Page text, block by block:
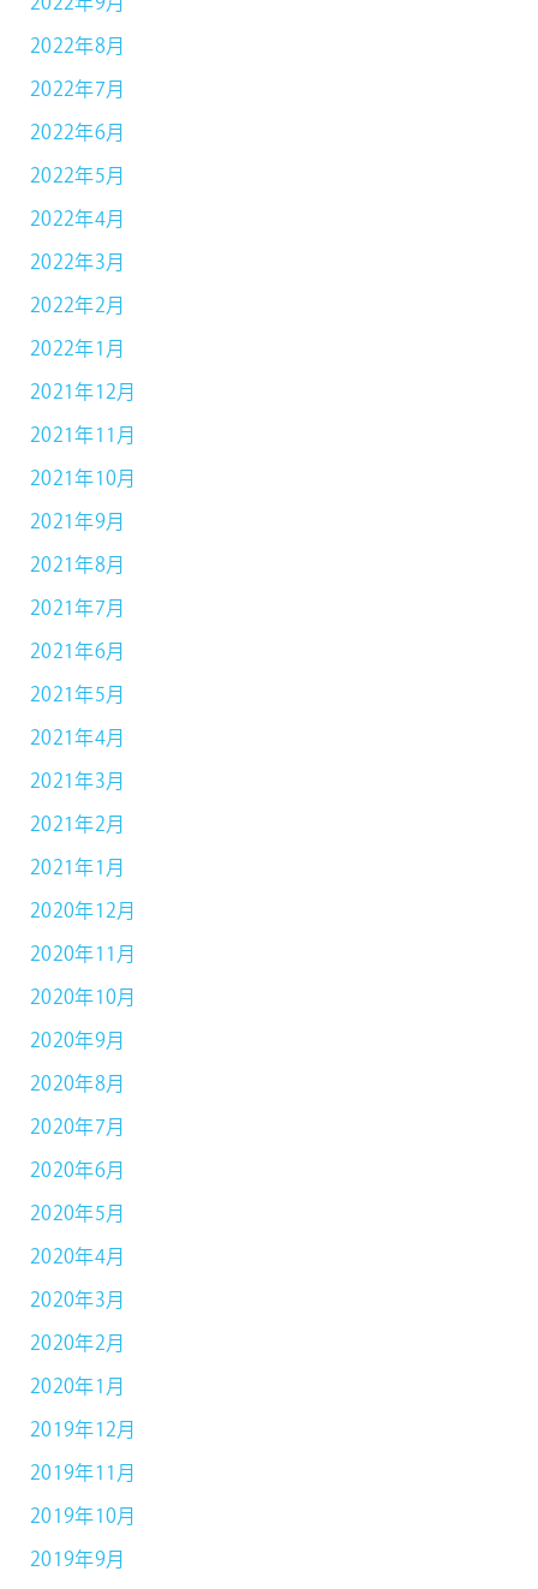
2022年8月
2022年7月
2022年6月
2022年5月
2022年4月
2022年3月
2022年2月
2022年1月
2021年12月
2021年11月
2021年10月
2021年9月
2021年8月
2021年7月
2021年6月
2021年5月
2021年4月
2021年3月
2021年2月
2021年1月
2020年12月
2020年11月
2020年10月
2020年9月
2020年8月
2020年7月
2020年6月
2020年5月
2020年4月
2020年3月
2020年2月
2020年1月
2019年12月
2019年11月
2019年10月
2019年9月